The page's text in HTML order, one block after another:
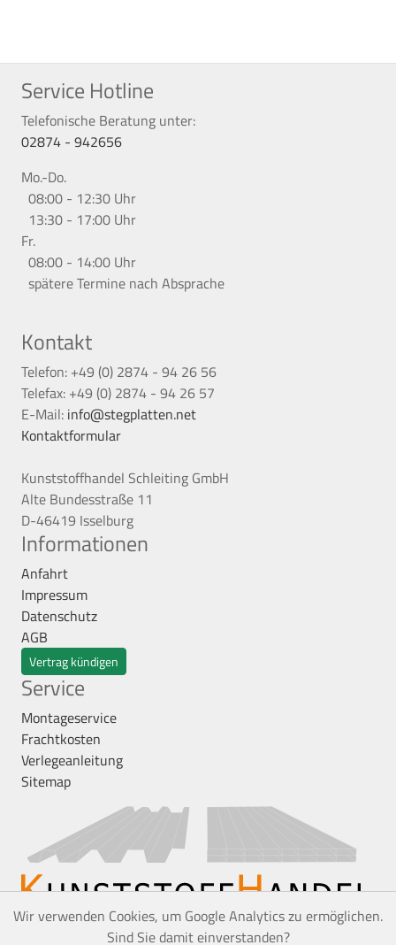
Service Hotline
Telefonische Beratung unter:
02874 - 942656
Mo.-Do.
08:00 - 12:30 Uhr
13:30 - 17:00 Uhr
Fr.
08:00 - 14:00 Uhr
spätere Termine nach Absprache
Kontakt
Telefon: +49 (0) 2874 - 94 26 56
Telefax: +49 (0) 2874 - 94 26 57
E-Mail: info@stegplatten.net
Kontaktformular
Kunststoffhandel Schleiting GmbH
Alte Bundesstraße 11
D-46419 Isselburg
Informationen
Anfahrt
Impressum
Datenschutz
AGB
Vertrag kündigen
Service
Montageservice
Frachtkosten
Verlegeanleitung
Sitemap
Wir verwenden Cookies, um Google Analytics zu ermöglichen.
Sind Sie damit einverstanden?